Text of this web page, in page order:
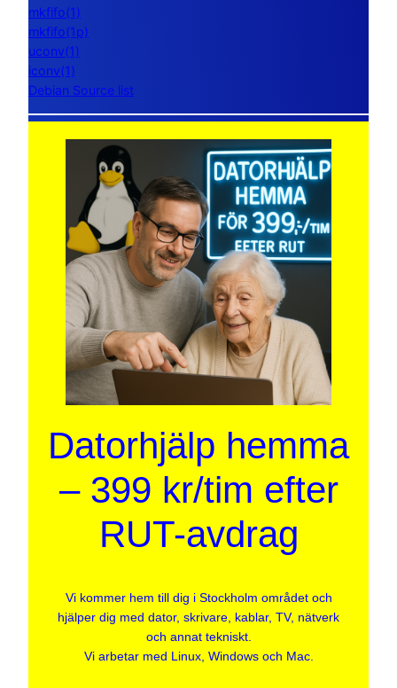
mkfifo(1)
mkfifo(1p)
uconv(1)
iconv(1)
Debian Source list
Datorhjälp hemma
– 399 kr/tim efter
RUT-avdrag
Vi kommer hem till dig i Stockholm området och
hjälper dig med dator, skrivare, kablar, TV, nätverk
och annat tekniskt.
Vi arbetar med Linux, Windows och Mac.